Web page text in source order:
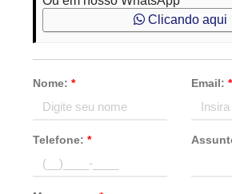
Clicando aqui
Nome:* Email: *
Telefone:*